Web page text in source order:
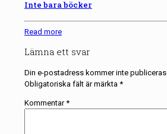
Inte bara böcker
Read more
Lämna ett svar
Din e-postadress kommer inte publiceras.
Obligatoriska fält är märkta *
Kommentar*